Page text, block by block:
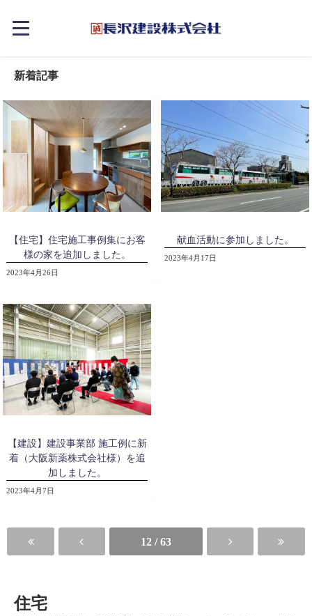
新着記事
【住宅】住宅施工事例集にお客
様の家を追加しました。
2023年4月26日
献血活動に参加しました。
2023年4月17日
【建設】建設事業部 施工例に新
着（大阪新薬株式会社様）を追
加しました。
2023年4月7日
12 / 63
住宅